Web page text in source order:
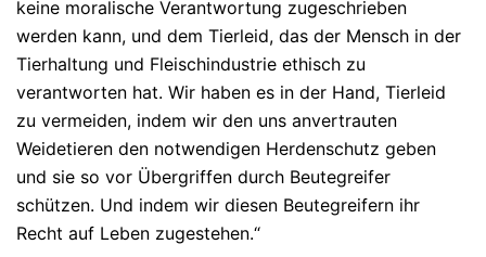
keine moralische Verantwortung zugeschrieben
werden kann, und dem Tierleid, das der Mensch in der
Tierhaltung und Fleischindustrie ethisch zu
verantworten hat. Wir haben es in der Hand, Tierleid
zu vermeiden, indem wir den uns anvertrauten
Weidetieren den notwendigen Herdenschutz geben
und sie so vor Übergriffen durch Beutegreifer
schützen. Und indem wir diesen Beutegreifern ihr
Recht auf Leben zugestehen.“